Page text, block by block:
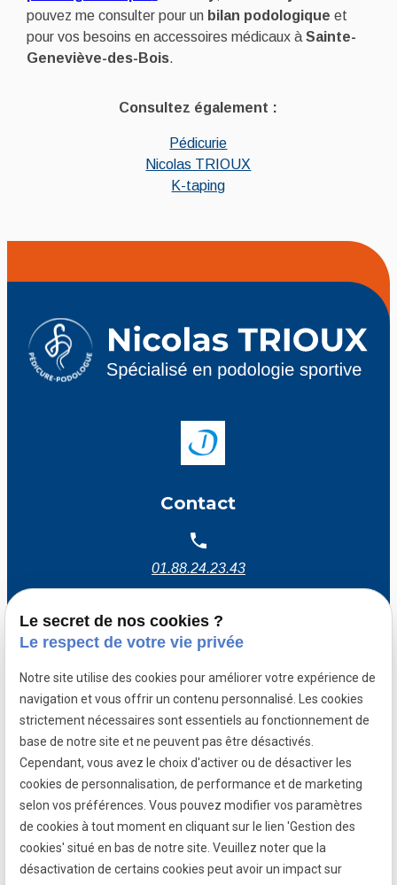
pouvez me consulter pour un bilan podologique et
pour vos besoins en accessoires médicaux à Sainte-
Geneviève-des-Bois.
Consultez également :
Pédicurie
Nicolas TRIOUX
K-taping
Contact
01.88.24.23.43
103 grande rue91290 ARPAJON
Lundi - Vendredi : 09h00 - 19h00
Samedi : 08h30 - 12h00
Mentions légales
Politique de confidentialité
Gestion des cookies
Plan du site
Le secret de nos cookies ?
Le respect de votre vie privée
Notre site utilise des cookies pour améliorer votre expérience de
navigation et vous offrir un contenu personnalisé. Les cookies
strictement nécessaires sont essentiels au fonctionnement de
base de notre site et ne peuvent pas être désactivés.
Cependant, vous avez le choix d'activer ou de désactiver les
cookies de personnalisation, de performance et de marketing
selon vos préférences. Vous pouvez modifier vos paramètres
de cookies à tout moment en cliquant sur le lien 'Gestion des
cookies' situé en bas de notre site. Veuillez noter que la
désactivation de certains cookies peut avoir un impact sur